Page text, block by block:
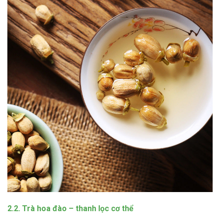
2.2. Trà hoa đào – thanh lọc cơ thể